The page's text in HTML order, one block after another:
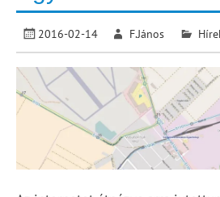
2016-02-14 F.János